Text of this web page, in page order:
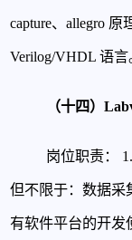
capture、allegro
Verilog/VHDL 语言
（十四）
岗位职责：
但不限于：数据
有软件平台的开